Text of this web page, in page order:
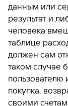
данным или
результат и
человека
таблице
должен сам
таком случае
пользователю
покупка,
своими